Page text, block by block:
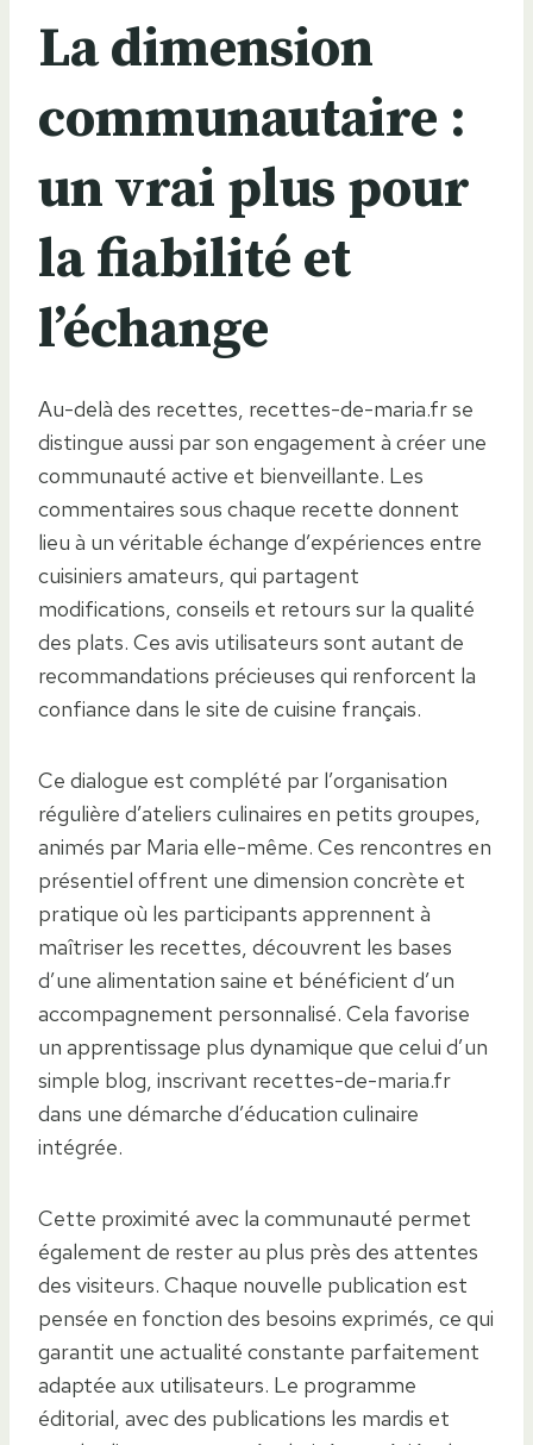
La dimension
communautaire :
un vrai plus pour
la fiabilité et
l’échange
Au-delà des recettes, recettes-de-maria.fr se
distingue aussi par son engagement à créer une
communauté active et bienveillante. Les
commentaires sous chaque recette donnent
lieu à un véritable échange d’expériences entre
cuisiniers amateurs, qui partagent
modifications, conseils et retours sur la qualité
des plats. Ces avis utilisateurs sont autant de
recommandations précieuses qui renforcent la
confiance dans le site de cuisine français.
Ce dialogue est complété par l’organisation
régulière d’ateliers culinaires en petits groupes,
animés par Maria elle-même. Ces rencontres en
présentiel offrent une dimension concrète et
pratique où les participants apprennent à
maîtriser les recettes, découvrent les bases
d’une alimentation saine et bénéficient d’un
accompagnement personnalisé. Cela favorise
un apprentissage plus dynamique que celui d’un
simple blog, inscrivant recettes-de-maria.fr
dans une démarche d’éducation culinaire
intégrée.
Cette proximité avec la communauté permet
également de rester au plus près des attentes
des visiteurs. Chaque nouvelle publication est
pensée en fonction des besoins exprimés, ce qui
garantit une actualité constante parfaitement
adaptée aux utilisateurs. Le programme
éditorial, avec des publications les mardis et